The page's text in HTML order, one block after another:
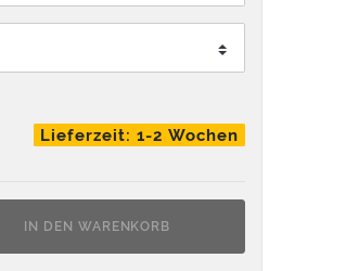
Lieferzeit: 1-2 Wochen
IN DEN WARENKORB